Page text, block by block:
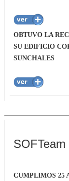
OBTUVO LA
SU EDIFICIO
SUNCHALES
CUMPLIMOS 25